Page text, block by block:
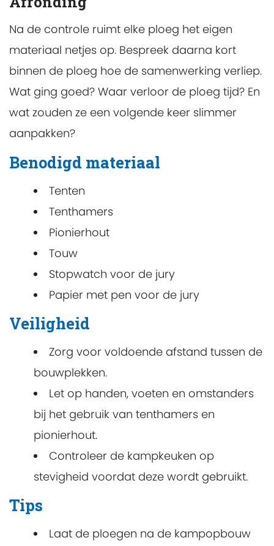
Na de controle ruimt elke ploeg het eigen
materiaal netjes op. Bespreek daarna kort
binnen de ploeg hoe de samenwerking verliep.
Wat ging goed? Waar verloor de ploeg tijd? En
wat zouden ze een volgende keer slimmer
aanpakken?
Benodigd materiaal
Tenten
Tenthamers
Pionierhout
Touw
Stopwatch voor de jury
Papier met pen voor de jury
Veiligheid
Zorg voor voldoende afstand tussen de
bouwplekken.
Let op handen, voeten en omstanders
bij het gebruik van tenthamers en
pionierhout.
Controleer de kampkeuken op
stevigheid voordat deze wordt gebruikt.
Tips
Laat de ploegen na de kampopbouw